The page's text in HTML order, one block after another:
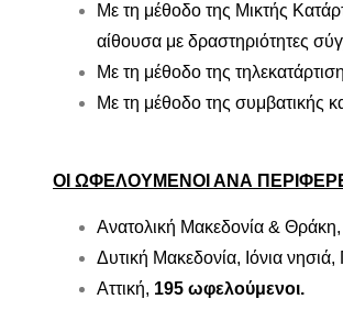
Με τη μέθοδο της Μικτής
αίθουσα με δραστηριότητες
Με τη μέθοδο της
Με τη μέθοδο της συμβατικής
ΟΙ ΩΦΕΛΟΥΜΕΝΟΙ ΑΝΑ
Ανατολική Μακεδονία &
Δυτική Μακεδονία, Ιόνια
Αττική, 195 ωφελούμενοι.